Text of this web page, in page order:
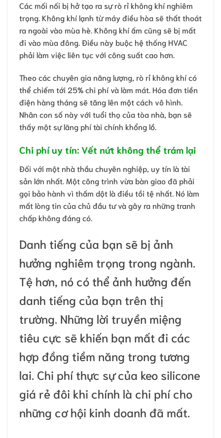
Các mối nối bị hở tạo ra sự rò rỉ không khí nghiêm
trọng. Không khí lạnh từ máy điều hòa sẽ thất thoát
ra ngoài vào mùa hè. Không khí ấm cũng sẽ bị mất
đi vào mùa đông. Điều này buộc hệ thống HVAC
phải làm việc liên tục với công suất cao hơn.
Theo các chuyên gia năng lượng, rò rỉ không khí có
thể chiếm tới 25% chi phí và làm mát. Hóa đơn tiền
điện hàng tháng sẽ tăng lên một cách vô hình.
Nhân con số này với tuổi thọ của tòa nhà, bạn sẽ
thấy một sự lãng phí tài chính khổng lồ.
Chi phí uy tín: Vết nứt không thể trám lại
Đối với một nhà thầu chuyên nghiệp, uy tín là tài
sản lớn nhất. Một công trình vừa bàn giao đã phải
gọi bảo hành vì thấm dột là điều tồi tệ nhất. Nó làm
mất lòng tin của chủ đầu tư và gây ra những tranh
chấp không đáng có.
Danh tiếng của bạn sẽ bị ảnh
hưởng nghiêm trọng trong ngành.
Tệ hơn, nó có thể ảnh hưởng đến
danh tiếng của bạn trên thị
trường. Những lời truyền miệng
tiêu cực sẽ khiến bạn mất đi các
hợp đồng tiềm năng trong tương
lai. Chi phí thực sự của keo silicone
giá rẻ đôi khi chính là chi phí cho
những cơ hội kinh doanh đã mất.